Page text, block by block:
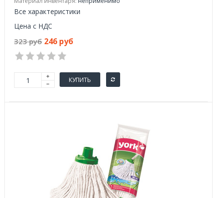
Все характеристики
Цена с НДС
323 руб 246 руб
КУПИТЬ